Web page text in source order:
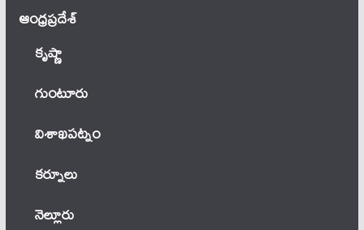
ఆంధ్ర‌ప్ర‌దేశ్
కృష్ణా
గుంటూరు
విశాఖపట్నం
కర్నూలు
నెల్లూరు